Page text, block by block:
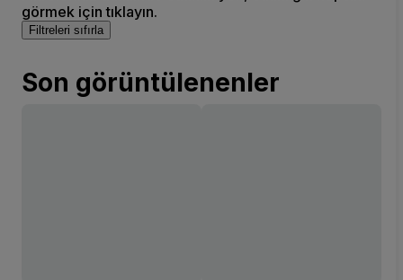
görmek için tıklayın.
Filtreleri sıfırla
Son görüntülenenler